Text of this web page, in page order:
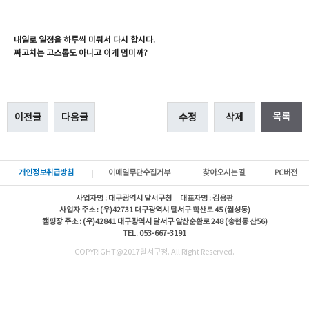
내일로 일정을 하루씩 미뤄서 다시 합시다.
짜고치는 고스톱도 아니고 이게 멈미까?
이전글 다음글 수정 삭제 목록
개인정보취급방침 이메일무단수집거부 찾아오시는 길 PC버전
사업자명 : 대구광역시 달서구청 대표자명 : 김용판
사업자 주소 : (우)42731 대구광역시 달서구 학산로 45 (월성동)
캠핑장 주소 : (우)42841 대구광역시 달서구 앞산순환로 248 (송현동 산56)
TEL. 053-667-3191
COPYRIGHT@2017달서구청. All Right Reserved.